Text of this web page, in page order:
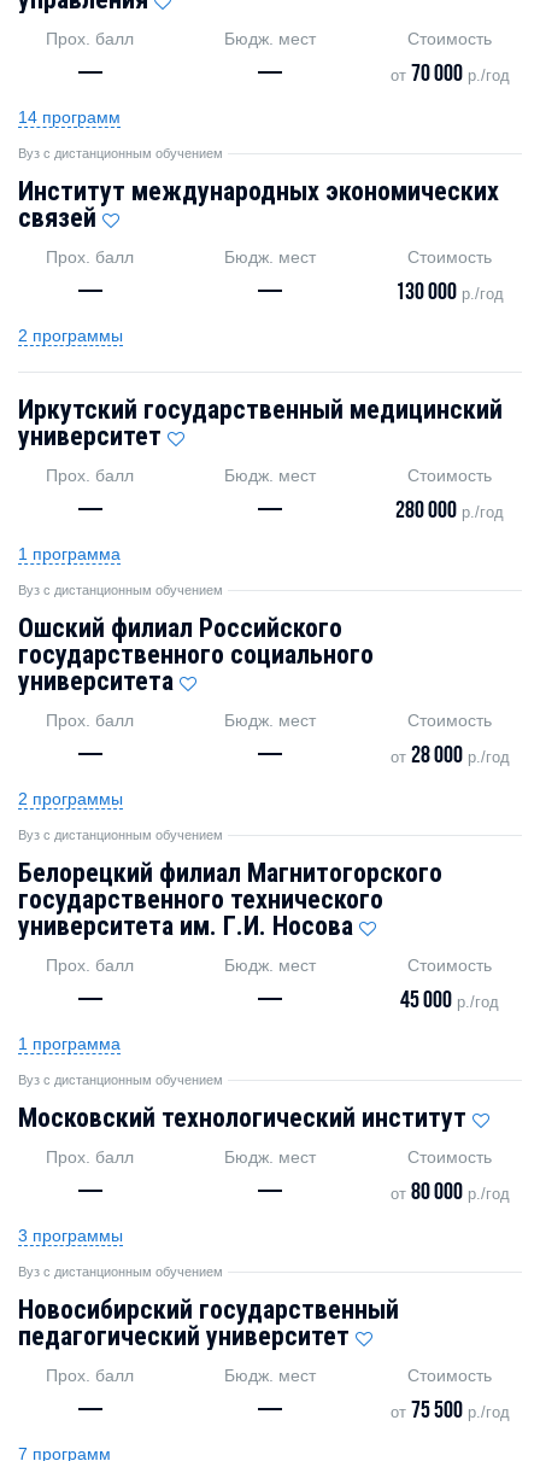
Прох. балл
—
Бюдж. мест
—
Стоимость
от 70 000р./год
14 программ
Вуз с дистанционным обучением
Институт международных экономических
связей
Прох. балл
—
Бюдж. мест
—
Стоимость
130 000 р./год
2 программы
Иркутский государственный медицинский
университет
Прох. балл
—
Бюдж. мест
—
Стоимость
280 000 р./год
1 программа
Вуз с дистанционным обучением
Ошский филиал Российского
государственного социального
университета
Прох. балл
—
Бюдж. мест
—
Стоимость
от 28 000р./год
2 программы
Вуз с дистанционным обучением
Белорецкий филиал Магнитогорского
государственного технического
университета им. Г.И. Носова
Прох. балл
—
Бюдж. мест
—
Стоимость
45 000 р./год
1 программа
Вуз с дистанционным обучением
Московский технологический институт
Прох. балл
—
Бюдж. мест
—
Стоимость
от 80 000р./год
3 программы
Вуз с дистанционным обучением
Новосибирский государственный
педагогический университет
Прох. балл
—
Бюдж. мест
—
Стоимость
от 75 500р./год
7 программ